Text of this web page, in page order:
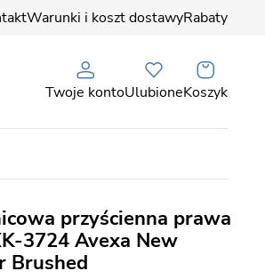
Warunki i koszt dostawyRabaty
Twoje kontoUlubioneKoszyk
przyścienna prawa
3724 Avexa New
Brushed